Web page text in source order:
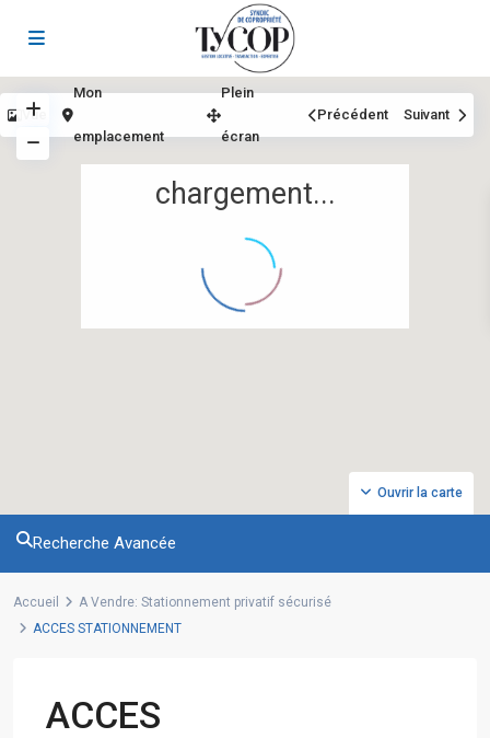
chargement...
Ouvrir la carte
Vue
Mon
emplacement
Plein
écran
Précédent Suivant
Recherche Avancée
Accueil
A Vendre: Stationnement privatif sécurisé
ACCES STATIONNEMENT
ACCES